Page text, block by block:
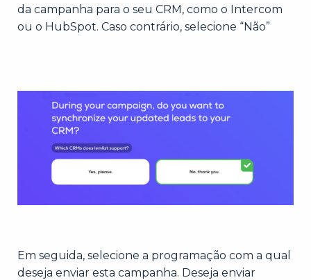
da campanha para o seu CRM, como o Intercom
ou o HubSpot. Caso contrário, selecione “Não”
Em seguida, selecione a programação com a qual
deseja enviar esta campanha. Deseja enviar